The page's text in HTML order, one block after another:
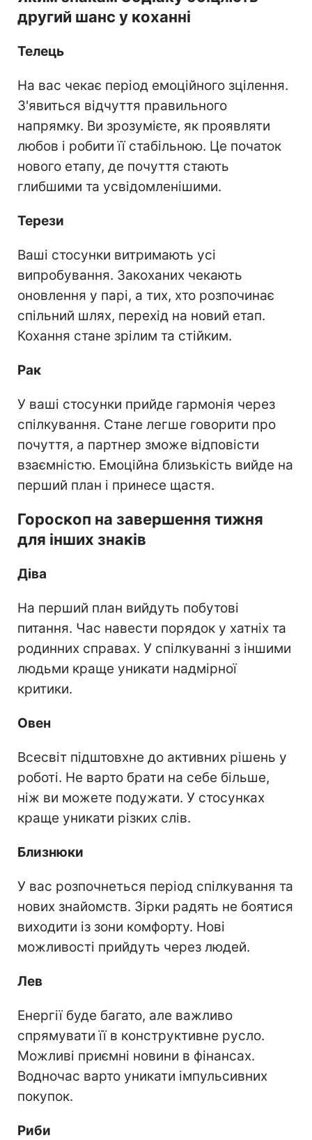
другий шанс у коханні
Телець
На вас чекає період емоційного зцілення.
З'явиться відчуття правильного
напрямку. Ви зрозумієте, як проявляти
любов і робити її стабільною. Це початок
нового етапу, де почуття стають
глибшими та усвідомленішими.
Терези
Ваші стосунки витримають усі
випробування. Закоханих чекають
оновлення у парі, а тих, хто розпочинає
спільний шлях, перехід на новий етап.
Кохання стане зрілим та стійким.
Рак
У ваші стосунки прийде гармонія через
спілкування. Стане легше говорити про
почуття, а партнер зможе відповісти
взаємністю. Емоційна близькість вийде на
перший план і принесе щастя.
Гороскоп на завершення тижня
для інших знаків
Діва
На перший план вийдуть побутові
питання. Час навести порядок у хатніх та
родинних справах. У спілкуванні з іншими
людьми краще уникати надмірної
критики.
Овен
Всесвіт підштовхне до активних рішень у
роботі. Не варто брати на себе більше,
ніж ви можете подужати. У стосунках
краще уникати різких слів.
Близнюки
У вас розпочнеться період спілкування та
нових знайомств. Зірки радять не боятися
виходити із зони комфорту. Нові
можливості прийдуть через людей.
Лев
Енергії буде багато, але важливо
спрямувати її в конструктивне русло.
Можливі приємні новини в фінансах.
Водночас варто уникати імпульсивних
покупок.
Риби